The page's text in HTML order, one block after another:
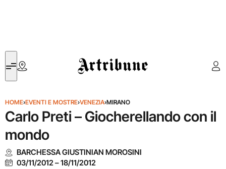
Artribune
HOME›EVENTI E MOSTRE›VENEZIA›MIRANO
Carlo Preti – Giocherellando con il
mondo
BARCHESSA GIUSTINIAN MOROSINI
03/11/2012–18/11/2012